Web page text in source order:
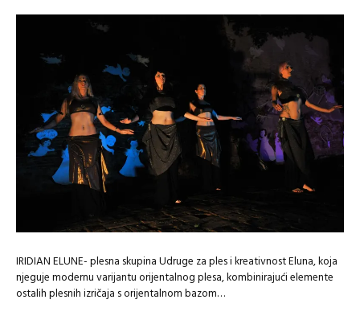
IRIDIAN ELUNE- plesna skupina Udruge za ples i kreativnost Eluna, koja
njeguje modernu varijantu orijentalnog plesa, kombinirajući elemente
ostalih plesnih izričaja s orijentalnom bazom…